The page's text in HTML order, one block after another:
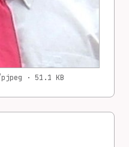
· 51.1 KB